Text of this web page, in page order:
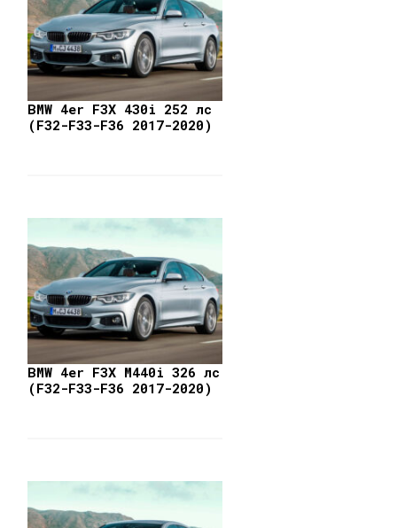
BMW 4er F3X 430i 252 лс
(F32-F33-F36 2017-2020)
BMW 4er F3X M440i 326 лс
(F32-F33-F36 2017-2020)